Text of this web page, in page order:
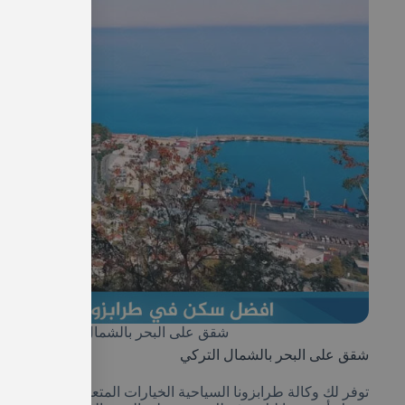
شقق على البحر بالشمال التركي
شقق على البحر بالشمال التركي
توفر لك وكالة طرابزونا السياحية الخيارات المتعددة إذا